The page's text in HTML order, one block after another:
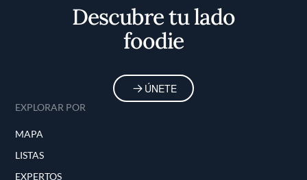
Descubre tu lado
foodie
ÚNETE
EXPLORAR POR
MAPA
LISTAS
EXPERTOS